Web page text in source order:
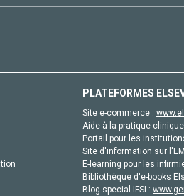
PLATEFORMES
Site e-commerce :
Aide à la pratique
Portail pour les
Site d'information sur
E-learning pour les
Bibliothèque d'e-books
Blog special IFSI :